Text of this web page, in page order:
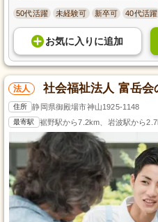
50代活躍 未経験可 新卒可 40代活躍
お気に入り に追加
法人 社会福祉法人 富岳会
住所 静岡県御殿場市神山1925-1148
最寄駅 裾野駅から7.2km、岩波駅から